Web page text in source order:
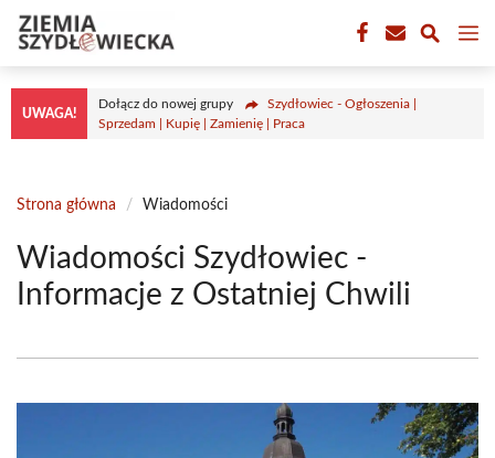
Przejdź
treści
UWAGA!
Dołącz do nowej grupy
Szydłowiec - Ogłoszenia |
Sprzedam | Kupię | Zamienię | Praca
Strona główna / Wiadomości
Wiadomości Szydłowiec -
Informacje z Ostatniej Chwili